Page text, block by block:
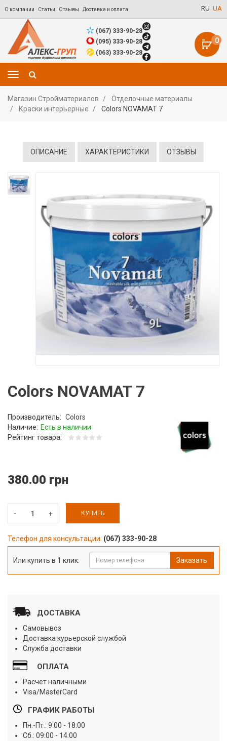
О компании Статьи Отзывы Доставка и оплата RU UA
0
(067) 333-90-28
(095) 333-90-28
(063) 333-90-28
Магазин Стройматериалов
Отделочные материалы
Краски интерьерные
Colors NOVAMAT 7
ОПИСАНИЕ ХАРАКТЕРИСТИКИ ОТЗЫВЫ
Colors NOVAMAT 7
Производитель: Colors
Наличие: Есть в наличии
Рейтинг товара:
380.00 грн
КУПИТЬ
Телефон для консультации: (067) 333-90-28
Или купить в 1 клик: Заказать
ДОСТАВКА
Самовывоз
Доставка курьерской службой
Служба доставки
ОПЛАТА
Расчет наличными
Visa/MasterCard
ГРАФИК РАБОТЫ
Пн.-Пт.: 9:00 - 18:00
Сб.: 09:00 - 14:00